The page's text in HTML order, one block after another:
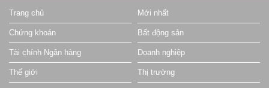
Trang chủ Mới nhất
Chứng khoán Bất động sản
Tài chính Ngân hàng Doanh nghiệp
Thế giới Thị trường